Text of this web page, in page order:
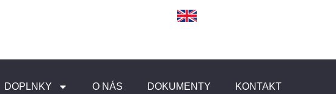
DOPLNKY O NÁS DOKUMENTY KONTAKT